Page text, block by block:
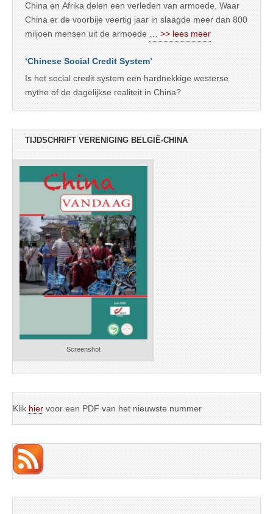
China en Afrika delen een verleden van armoede. Waar
China er de voorbije veertig jaar in slaagde meer dan 800
miljoen mensen uit de armoede
… >> lees meer
‘Chinese Social Credit System’
Is het social credit system een hardnekkige westerse
mythe of de dagelijkse realiteit in China?
TIJDSCHRIFT VERENIGING BELGIË-CHINA
Screenshot
Klik hier voor een PDF van het nieuwste nummer